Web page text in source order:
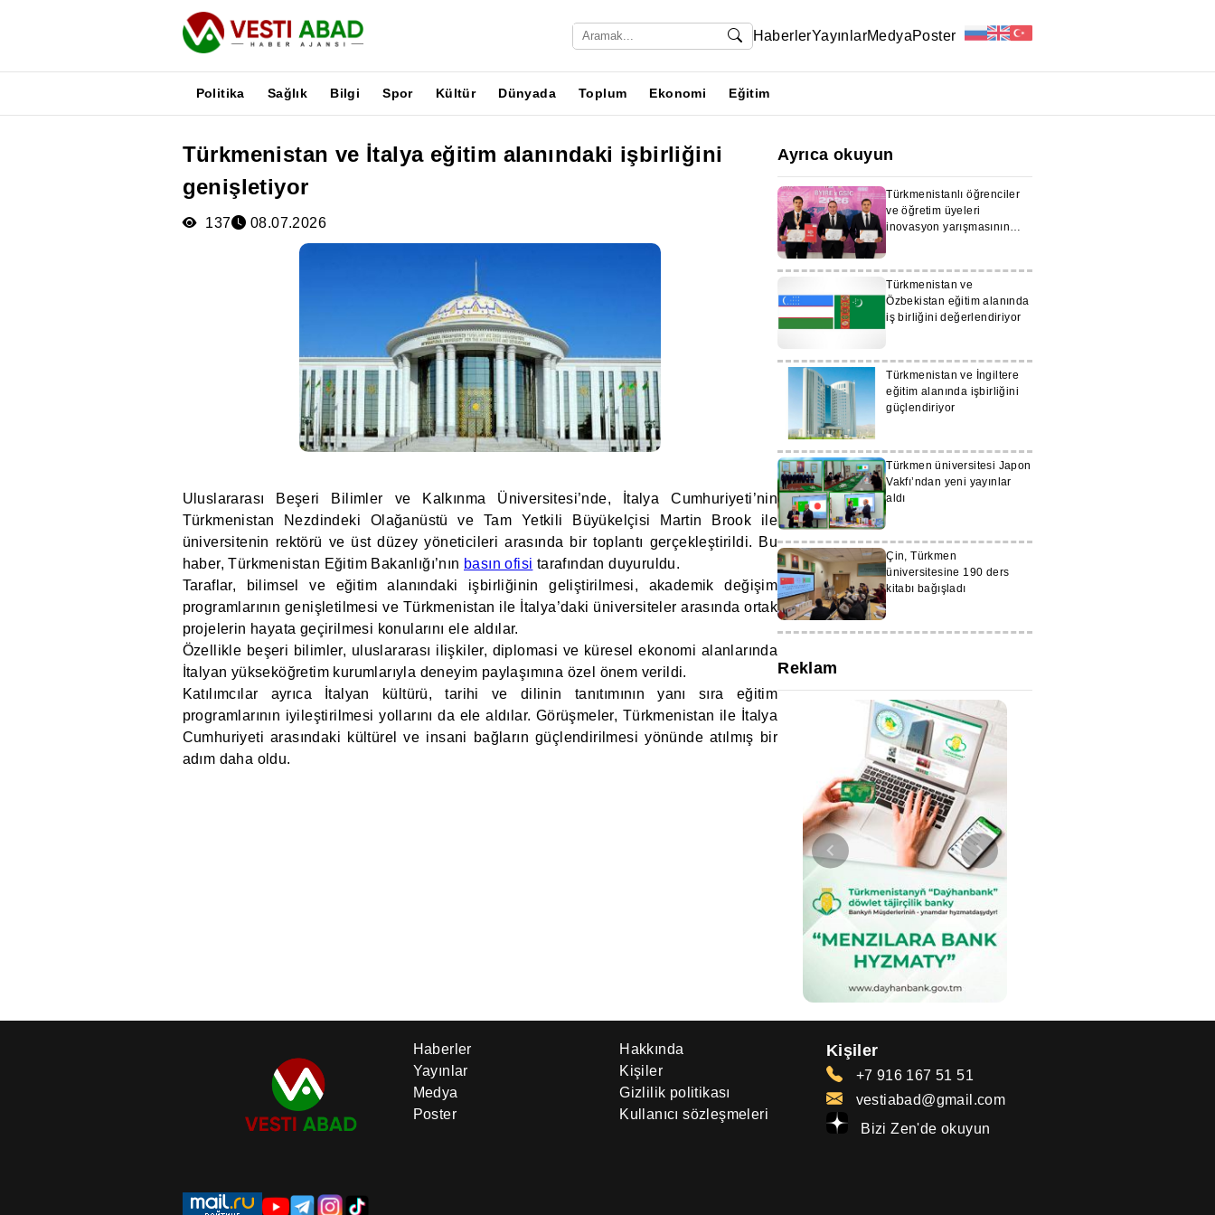
HaberlerYayınlarMedyaPoster
Politika Sağlık Bilgi Spor Kültür Dünyada Toplum Ekonomi Eğitim
Türkmenistan ve İtalya eğitim alanındaki işbirliğini
genişletiyor
137 08.07.2026
Uluslararası Beşeri Bilimler ve Kalkınma Üniversitesi’nde, İtalya Cumhuriyeti’nin
Türkmenistan Nezdindeki Olağanüstü ve Tam Yetkili Büyükelçisi Martin Brook ile
üniversitenin rektörü ve üst düzey yöneticileri arasında bir toplantı gerçekleştirildi. Bu
haber, Türkmenistan Eğitim Bakanlığı’nın basın ofisi tarafından duyuruldu.
Taraflar, bilimsel ve eğitim alanındaki işbirliğinin geliştirilmesi, akademik değişim
programlarının genişletilmesi ve Türkmenistan ile İtalya’daki üniversiteler arasında ortak
projelerin hayata geçirilmesi konularını ele aldılar.
Özellikle beşeri bilimler, uluslararası ilişkiler, diplomasi ve küresel ekonomi alanlarında
İtalyan yükseköğretim kurumlarıyla deneyim paylaşımına özel önem verildi.
Katılımcılar ayrıca İtalyan kültürü, tarihi ve dilinin tanıtımının yanı sıra eğitim
programlarının iyileştirilmesi yollarını da ele aldılar. Görüşmeler, Türkmenistan ile İtalya
Cumhuriyeti arasındaki kültürel ve insani bağların güçlendirilmesi yönünde atılmış bir
adım daha oldu.
Ayrıca okuyun
Türkmenistanlı öğrenciler
ve öğretim üyeleri
inovasyon yarışmasının
Türkmenistan ve
Özbekistan eğitim alanında
iş birliğini değerlendiriyor
Türkmenistan ve İngiltere
eğitim alanında işbirliğini
güçlendiriyor
Türkmen üniversitesi Japon
Vakfı’ndan yeni yayınlar
aldı
Çin, Türkmen
üniversitesine 190 ders
kitabı bağışladı
Reklam
Haberler
Yayınlar
Medya
Poster
Hakkında
Kişiler
Gizlilik politikası
Kullanıcı sözleşmeleri
Kişiler
+7 916 167 51 51
vestiabad@gmail.com
Bizi Zen'de okuyun